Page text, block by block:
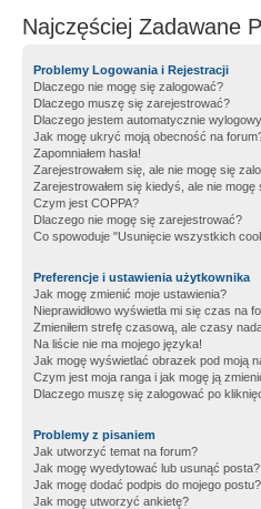
Najczęściej Zadawane
Problemy Logowania i Rejestracji
Dlaczego nie mogę się zalogować?
Dlaczego muszę się zarejestrować?
Dlaczego jestem automatycznie
Jak mogę ukryć moją obecność na
Zapomniałem hasła!
Zarejestrowałem się, ale nie mogę się
Zarejestrowałem się kiedyś, ale nie mogę
Czym jest COPPA?
Dlaczego nie mogę się zarejestrować?
Co spowoduje "Usunięcie wszystkich
Preferencje i ustawienia użytkownika
Jak mogę zmienić moje ustawienia?
Nieprawidłowo wyświetla mi się czas na
Zmieniłem strefę czasową, ale czasy
Na liście nie ma mojego języka!
Jak mogę wyświetlać obrazek pod moją
Czym jest moja ranga i jak mogę ją
Dlaczego muszę się zalogować po
Problemy z pisaniem
Jak utworzyć temat na forum?
Jak mogę wyedytować lub usunąć posta?
Jak mogę dodać podpis do mojego postu?
Jak mogę utworzyć ankietę?